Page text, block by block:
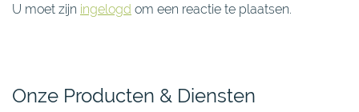
U moet zijn ingelogd om een reactie te plaatsen.
Onze Producten & Diensten